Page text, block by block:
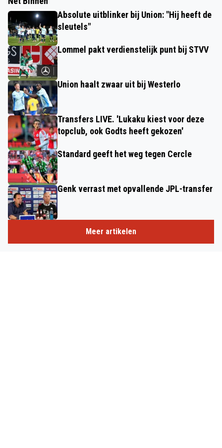
Absolute uitblinker bij Union: "Hij heeft de
sleutels"
Lommel pakt verdienstelijk punt bij STVV
Union haalt zwaar uit bij Westerlo
Transfers LIVE. 'Lukaku kiest voor deze
topclub, ook Godts heeft gekozen'
Standard geeft het weg tegen Cercle
Genk verrast met opvallende JPL-transfer
Meer artikelen